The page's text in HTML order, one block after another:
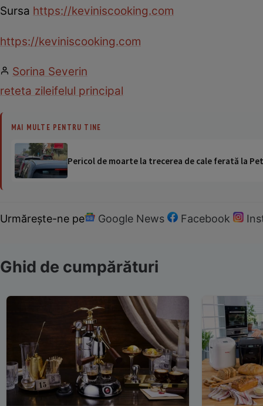
Sursa https://keviniscooking.com
https://keviniscooking.com
Sorina Severin
reteta zileifelul principal
MAI MULTE PENTRU TINE
Pericol de moarte la trecerea de cale ferată la
Urmărește-ne pe Google News Facebook
Ghid de cumpărături